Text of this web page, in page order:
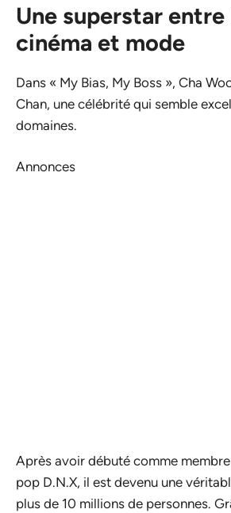
Une superstar
cinéma et mode
Dans « My Bias, My Boss », Cha
Chan, une célébrité qui semble
domaines.
Annonces
Après avoir débuté comme
pop D.N.X, il est devenu une
plus de 10 millions de personnes.